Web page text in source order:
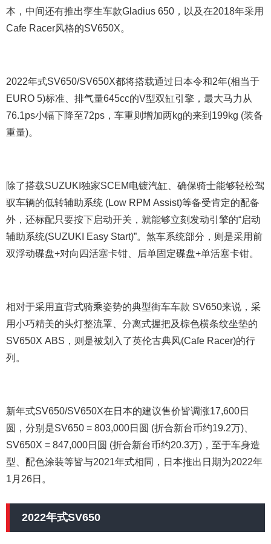
本，中间还有推出孪生车款Gladius 650，以及在2018年采用
Cafe Racer风格的SV650X。
2022年式SV650/SV650X都将搭载通过日本令和2年(相当于
EURO 5)标准、排气量645cc的V型双缸引擎，最大马力从
76.1ps小幅下降至72ps，车重则增加两kg的来到199kg (装备
重量)。
除了搭载SUZUKI独家SCEM电镀汽缸、确保骑士能够轻松驾
驭车辆的低转辅助系统 (Low RPM Assist)等备受肯定的配备
外，还标配只要按下启动开关，就能够立刻发动引擎的“启动
辅助系统(SUZUKI Easy Start)”。煞车系统部分，则是采用前
双浮动碟盘+对向四活塞卡钳、后单固定碟盘+单活塞卡钳。
相对于采用直背式骑乘姿势的典型街车车款 SV650来说，采
用小巧精美的头灯整流罩、分离式握把及棕色横条纹坐垫的
SV650X ABS，则是被划入了英伦古典风(Cafe Racer)的行
列。
新年式SV650/SV650X在日本的建议售价皆调涨17,600日
圆，分别是SV650 = 803,000日圆 (折合新台币约19.2万)、
SV650X = 847,000日圆 (折合新台币约20.3万)，至于车身造
型、配色涂装等皆与2021年式相同，日本推出日期为2022年
1月26日。
2022年式SV650